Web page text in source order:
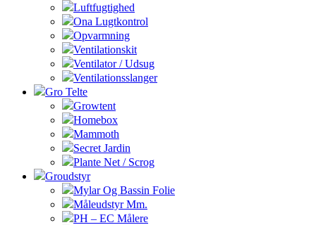
Luftfugtighed
Ona Lugtkontrol
Opvarmning
Ventilationskit
Ventilator / Udsug
Ventilationsslanger
Gro Telte
Growtent
Homebox
Mammoth
Secret Jardin
Plante Net / Scrog
Groudstyr
Mylar Og Bassin Folie
Måleudstyr Mm.
PH – EC Målere